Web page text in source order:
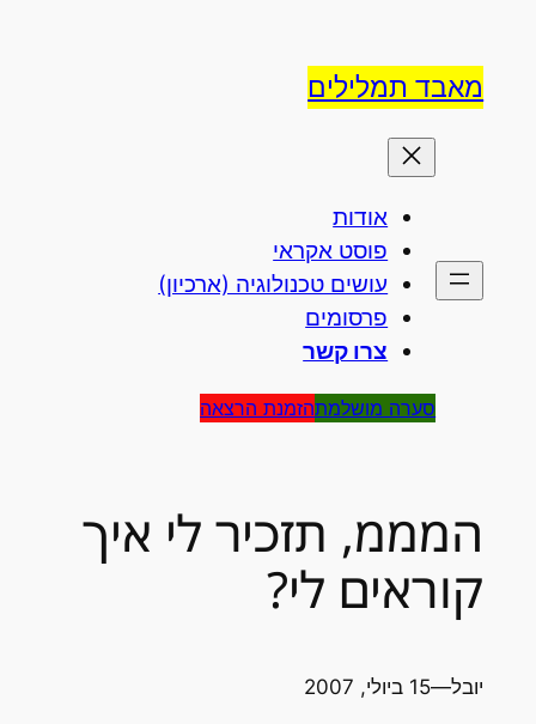
מאבד תמלילים
אודות
פוסט אקראי
עושים טכנולוגיה (ארכיון)
פרסומים
צרו קשר
סערה מושלמתהזמנת הרצאה
המממ, תזכיר לי איך
קוראים לי?
יובל—15 ביולי, 2007